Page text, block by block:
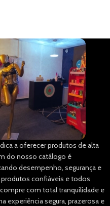
a oferecer produtos de alta
do nosso catálogo é
desempenho, segurança e
confiáveis e todos
compre com total tranquilidade e
experiência segura, prazerosa e